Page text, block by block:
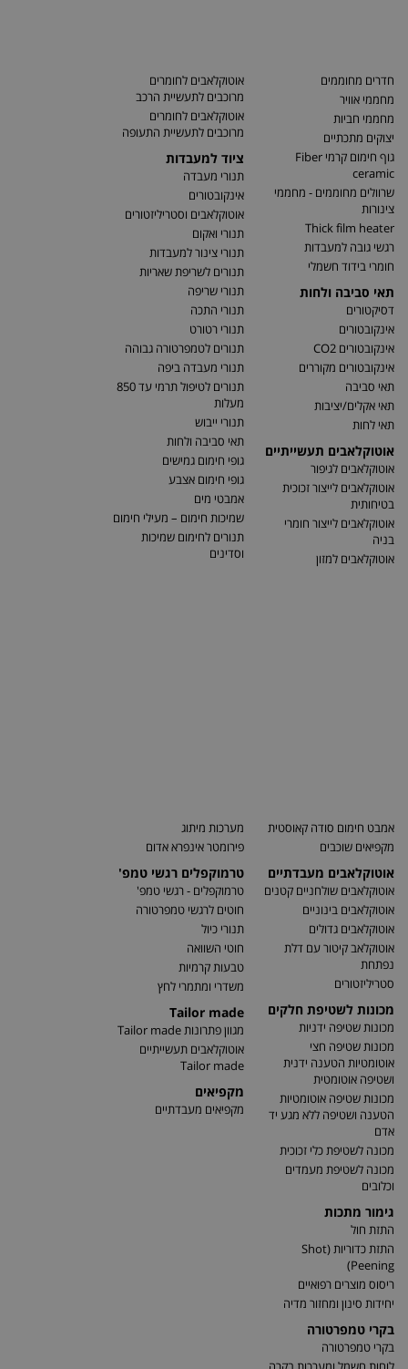
חדרים מחוממים
מחממי אוויר
מחממי חביות
יצוקים מתכתיים
גוף חימום קרמי Fiber
ceramic
שרוולים מחוממים - מחממי
צינורות
Thick film heater
רגשי גובה למעבדות
חומרי בידוד חשמלי
תאי סביבה ולחות
דסיקטורים
אינקובטורים
אינקובטורים CO2
אינקובטורים מקוררים
תאי סביבה
תאי אקלים/יציבות
תאי לחות
אוטוקלאבים תעשייתיים
אוטוקלאבים לגיפור
אוטוקלאבים לייצור זכוכית
בטיחותית
אוטוקלאבים לייצור חומרי
בניה
אוטוקלאבים למזון
אוטוקלאבים לחומרים
מרוכבים לתעשיית הרכב
אוטוקלאבים לחומרים
מרוכבים לתעשיית התעופה
ציוד למעבדות
תנורי מעבדה
אינקובטורים
אוטוקלאבים וסטריליזטורים
תנורי ואקום
תנורי צינור למעבדות
תנורים לשריפת שאריות
תנורי שריפה
תנורי התכה
תנורי רטורט
תנורים לטמפרטורה גבוהה
תנורי מעבדה ביפה
תנורים לטיפול תרמי עד 850
מעלות
תנורי ייבוש
תאי סביבה ולחות
גופי חימום גמישים
גופי חימום אצבע
אמבטי מים
שמיכות חימום – מעילי חימום
תנורים לחימום שמיכות
וסדינים
אמבט חימום סודה קאוסטית
מקפיאים שוכבים
אוטוקלאבים מעבדתיים
אוטוקלאבים שולחניים קטנים
אוטוקלאבים בינוניים
אוטוקלאבים גדולים
אוטוקלאב קיטור עם דלת
נפתחת
סטריליזטורים
מכונות לשטיפת חלקים
מכונות שטיפה ידניות
מכונות שטיפה חצי
אוטומטיות הטענה ידנית
ושטיפה אוטומטית
מכונות שטיפה אוטומטיות
הטענה ושטיפה ללא מגע יד
אדם
מכונה לשטיפת כלי זכוכית
מכונה לשטיפת מעמדים
וכלובים
גימור מתכות
התזת חול
התזת כדוריות (Shot
Peening)
ריסוס מוצרים רפואיים
יחידות סינון ומחזור מדיה
בקרי טמפרטורה
בקרי טמפרטורה
מערכות מיתוג
פירומטר אינפרא אדום
טרמוקפלים רגשי טמפ'
טרמוקפלים - רגשי טמפ'
חוטים לרגשי טמפרטורה
תנורי כיול
חוטי השוואה
טבעות קרמיות
משדרי ומתמרי לחץ
Tailor made
מגוון פתרונות Tailor made
אוטוקלאבים תעשייתיים
Tailor made
מקפיאים
מקפיאים מעבדתיים